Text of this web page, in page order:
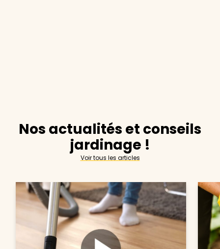
Nos actualités et conseils
jardinage !
Voir tous les articles